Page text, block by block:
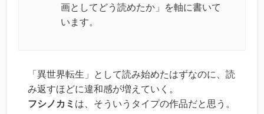
画としてどう読めたか」を軸に書いて
います。
「異世界転生」として読み始めたはずなのに、読
み返すほどに違和感が増えていく。
フシノカミ は、そういうタイプの作品だと思う。